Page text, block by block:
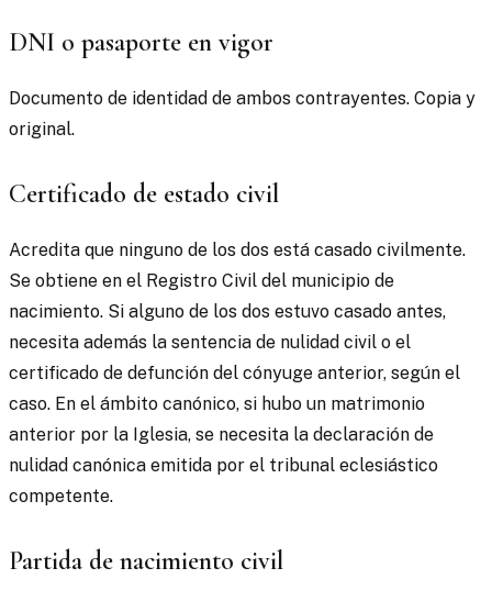
DNI o pasaporte en vigor
Documento de identidad de ambos contrayentes. Copia y
original.
Certificado de estado civil
Acredita que ninguno de los dos está casado civilmente.
Se obtiene en el Registro Civil del municipio de
nacimiento. Si alguno de los dos estuvo casado antes,
necesita además la sentencia de nulidad civil o el
certificado de defunción del cónyuge anterior, según el
caso. En el ámbito canónico, si hubo un matrimonio
anterior por la Iglesia, se necesita la declaración de
nulidad canónica emitida por el tribunal eclesiástico
competente.
Partida de nacimiento civil